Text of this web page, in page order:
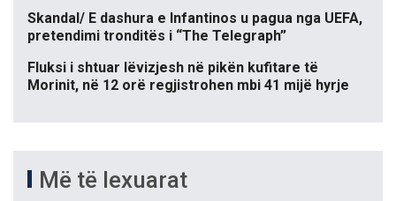
Skandal/ E dashura e Infantinos u pagua nga UEFA,
pretendimi tronditës i “The Telegraph”
Fluksi i shtuar lëvizjesh në pikën kufitare të
Morinit, në 12 orë regjistrohen mbi 41 mijë hyrje
Më të lexuarat